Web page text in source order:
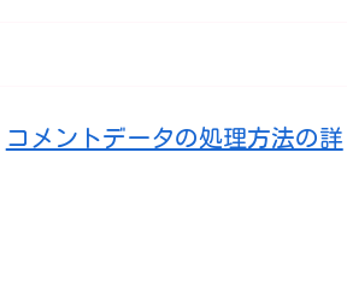
コメントデータの処理方法の詳